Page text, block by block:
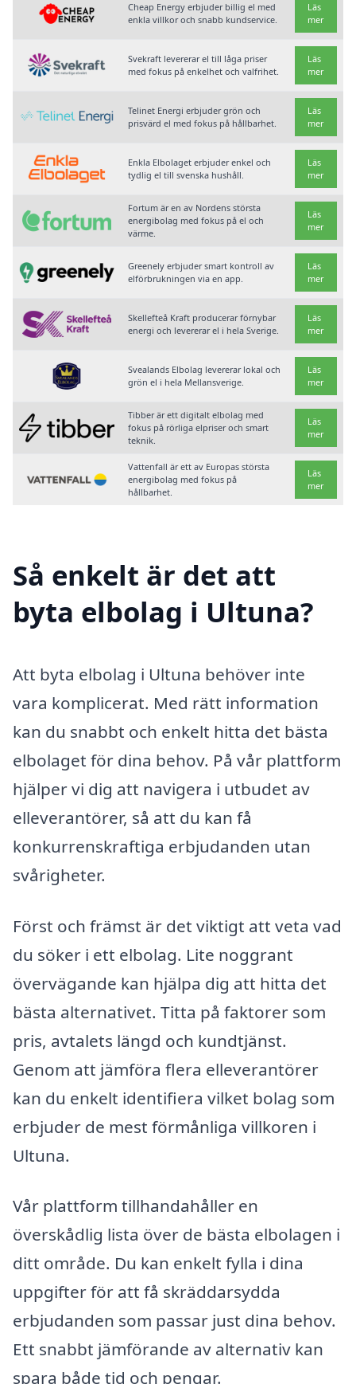
Cheap Energy erbjuder billig el med
enkla villkor och snabb kundservice.
Läs
mer
Svekraft levererar el till låga priser
med fokus på enkelhet och valfrihet.
Läs
mer
Telinet Energi erbjuder grön och
prisvärd el med fokus på hållbarhet.
Läs
mer
Enkla Elbolaget erbjuder enkel och
tydlig el till svenska hushåll.
Läs
mer
Fortum är en av Nordens största
energibolag med fokus på el och
värme.
Läs
mer
Greenely erbjuder smart kontroll av
elförbrukningen via en app.
Läs
mer
Skellefteå Kraft producerar förnybar
energi och levererar el i hela Sverige.
Läs
mer
Svealands Elbolag levererar lokal och
grön el i hela Mellansverige.
Läs
mer
Tibber är ett digitalt elbolag med
fokus på rörliga elpriser och smart
teknik.
Läs
mer
Vattenfall är ett av Europas största
energibolag med fokus på
hållbarhet.
Läs
mer
Så enkelt är det att
byta elbolag i Ultuna?
Att byta elbolag i Ultuna behöver inte
vara komplicerat. Med rätt information
kan du snabbt och enkelt hitta det bästa
elbolaget för dina behov. På vår plattform
hjälper vi dig att navigera i utbudet av
elleverantörer, så att du kan få
konkurrenskraftiga erbjudanden utan
svårigheter.
Först och främst är det viktigt att veta vad
du söker i ett elbolag. Lite noggrant
övervägande kan hjälpa dig att hitta det
bästa alternativet. Titta på faktorer som
pris, avtalets längd och kundtjänst.
Genom att jämföra flera elleverantörer
kan du enkelt identifiera vilket bolag som
erbjuder de mest förmånliga villkoren i
Ultuna.
Vår plattform tillhandahåller en
överskådlig lista över de bästa elbolagen i
ditt område. Du kan enkelt fylla i dina
uppgifter för att få skräddarsydda
erbjudanden som passar just dina behov.
Ett snabbt jämförande av alternativ kan
spara både tid och pengar.